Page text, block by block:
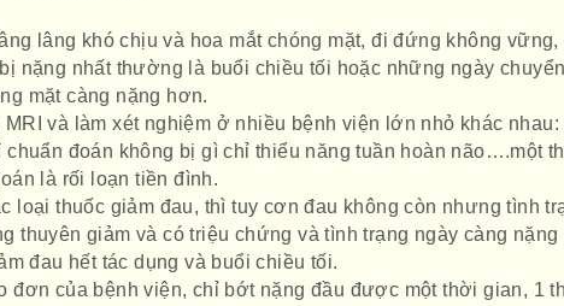
lâng khó chịu và hoa mắt chóng mặt, đi đứng không vững,
nặng nhất thường là buổi chiều tối hoặc những ngày chuyển
mặt càng nặng hơn.
và làm xét nghiệm ở nhiều bệnh viện lớn nhỏ khác nhau:
đoán không bị gì chỉ thiểu năng tuần hoàn não….một
là rối loạn tiền đình.
loại thuốc giảm đau, thì tuy cơn đau không còn nhưng tình
thuyên giảm và có triệu chứng và tình trạng ngày càng nặng
đau hết tác dụng và buổi chiều tối.
đơn của bệnh viện, chỉ bớt nặng đầu được một thời gian, 1